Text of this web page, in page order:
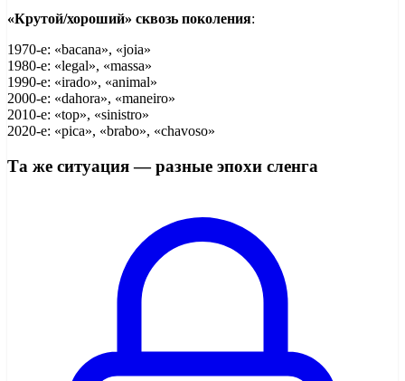
«Крутой/хороший» сквозь поколения:
1970-е: «bacana», «joia»
1980-е: «legal», «massa»
1990-е: «irado», «animal»
2000-е: «dahora», «maneiro»
2010-е: «top», «sinistro»
2020-е: «pica», «brabo», «chavoso»
Та же ситуация — разные эпохи сленга